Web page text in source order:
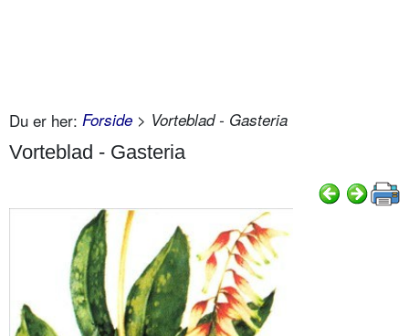
Du er her: Forside > Vorteblad - Gasteria
Vorteblad - Gasteria